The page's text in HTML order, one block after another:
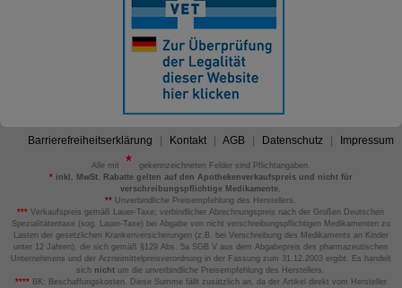
Barrierefreiheitserklärung Kontakt AGB Datenschutz Impressum
Alle mit
gekennzeichneten Felder sind Pflichtangaben.
*inkl. MwSt. Rabatte gelten auf den Apothekenverkaufspreis und nicht für
verschreibungspflichtige Medikamente.
** Unverbindliche Preisempfehlung des Herstellers.
*** Verkaufspreis gemäß Lauer-Taxe; verbindlicher Abrechnungspreis nach der Großen Deutschen
Spezialitätentaxe (sog. Lauer-Taxe) bei Abgabe von nicht verschreibungspflichtigen Medikamenten zu
Lasten der gesetzlichen Krankenversicherungen (z.B. bei Verschreibung des Medikaments an Kinder
unter 12 Jahren), die sich gemäß §129 Abs. 5a SGB V aus dem Abgabepreis des pharmazeutischen
Unternehmens und der Arzneimittelpreisverordnung in der Fassung zum 31.12.2003 ergibt. Es handelt
sich nicht um die unverbindliche Preisempfehlung des Herstellers.
****BK: Beschaffungskosten. Diese Summe fällt zusätzlich an, da der Artikel direkt vom Hersteller